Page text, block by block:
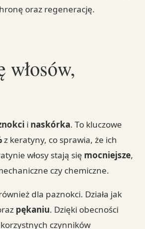
oraz regenerację.
włosów,
i naskórka. To kluczowe
z keratyny, co sprawia, że ich
włosy stają się mocniejsze,
czy chemiczne.
dla paznokci. Działa jak
pękaniu. Dzięki obecności
czynników